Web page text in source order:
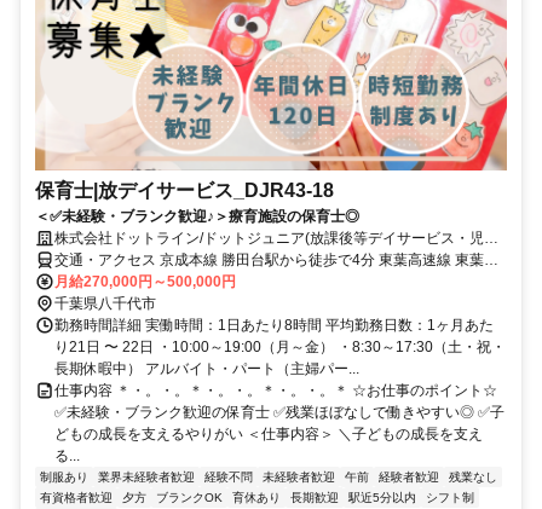
保育士|放デイサービス_DJR43-18
＜✅未経験・ブランク歓迎♪＞療育施設の保育士◎
株式会社ドットライン/ドットジュニア(放課後等デイサービス・児童
発達支援) 勝田台教室
交通・アクセス 京成本線 勝田台駅から徒歩で4分 東葉高速線 東葉勝
田台駅から徒歩で4分 東葉高速線 村上駅から徒歩で15分
月給270,000円～500,000円
千葉県八千代市
勤務時間詳細 実働時間：1日あたり8時間 平均勤務日数：1ヶ月あた
り21日 〜 22日 ・10:00～19:00（月～金） ・8:30～17:30（土・祝・
長期休暇中） アルバイト・パート（主婦パー...
仕事内容 ＊・。・。＊・。・。＊・。・。＊ ☆お仕事のポイント☆
✅未経験・ブランク歓迎の保育士 ✅残業ほぼなしで働きやすい◎ ✅子
どもの成長を支えるやりがい ＜仕事内容＞ ＼子どもの成長を支え
る...
制服あり 業界未経験者歓迎 経験不問 未経験者歓迎 午前 経験者歓迎
残業なし
有資格者歓迎
夕方 ブランクOK 育休あり 長期歓迎 駅近5分以内
シフト制